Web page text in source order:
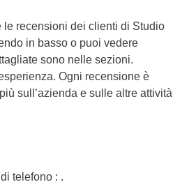
le recensioni dei clienti di Studio
in basso o puoi vedere
sono nelle sezioni.
Ogni recensione è
sull’azienda e sulle altre attività
telefono : .